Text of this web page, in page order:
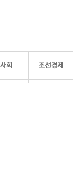
사회 조선경제